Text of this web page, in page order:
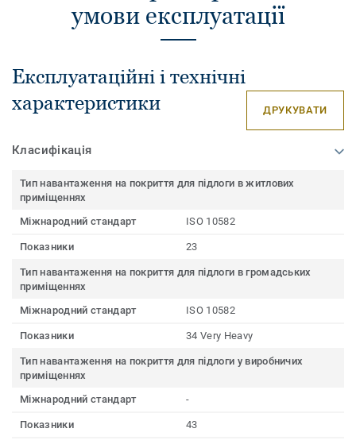
умови експлуатації
Експлуатаційні і технічні
характеристики
ДРУКУВАТИ
Класифікація
Тип навантаження на покриття для підлоги в житлових
приміщеннях
Міжнародний стандарт
ISO 10582
Показники 23
Тип навантаження на покриття для підлоги в громадських
приміщеннях
Міжнародний стандарт
ISO 10582
Показники 34 Very Heavy
Тип навантаження на покриття для підлоги у виробничих
приміщеннях
Міжнародний стандарт
-
Показники 43